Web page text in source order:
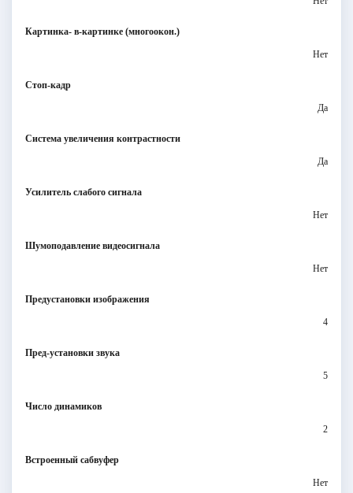
Картинка- в-картинке (многоокон.)
Нет
Стоп-кадр
Да
Система увеличения контрастности
Да
Усилитель слабого сигнала
Нет
Шумоподавление видеосигнала
Нет
Предустановки изображения
4
Пред-установки звука
5
Число динамиков
2
Встроенный сабвуфер
Нет